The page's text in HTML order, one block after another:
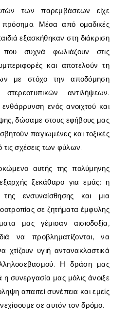
των παρεμβάσεων είχε
πρόσημο. Μέσα από ομαδικές
εξασκήθηκαν στη διάκριση
συχνά φωλιάζουν στις
και αποτελούν τη
με στόχο την αποδόμηση
αντιλήψεων.
ενός ανοιχτού και
δώσαμε στους εφήβους μας
παγιωμένες και τοξικές
σχέσεις των φύλων.
αυτής της πολύμηνης
ξεκάθαρο για εμάς: η
της ενσυναίσθησης και μια
σε ζητήματα έμφυλης
μας γέμισαν αισιοδοξία,
να προβληματίζονται, να
χτίζουν υγιή αντανακλαστικά
Η δράση μας
συνεργασία μας μόλις άνοιξε
απαιτεί συνέπεια και εμείς
σε αυτόν τον δρόμο.